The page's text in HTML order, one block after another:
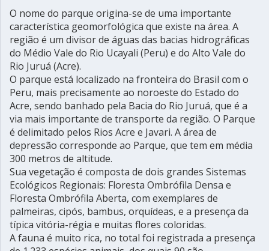
O nome do parque origina-se de uma importante
característica geomorfológica que existe na área. A
região é um divisor de águas das bacias hidrográficas
do Médio Vale do Rio Ucayali (Peru) e do Alto Vale do
Rio Juruá (Acre).
O parque está localizado na fronteira do Brasil com o
Peru, mais precisamente ao noroeste do Estado do
Acre, sendo banhado pela Bacia do Rio Juruá, que é a
via mais importante de transporte da região. O Parque
é delimitado pelos Rios Acre e Javari. A área de
depressão corresponde ao Parque, que tem em média
300 metros de altitude.
Sua vegetação é composta de dois grandes Sistemas
Ecológicos Regionais: Floresta Ombrófila Densa e
Floresta Ombrófila Aberta, com exemplares de
palmeiras, cipós, bambus, orquídeas, e a presença da
típica vitória-régia e muitas flores coloridas.
A fauna é muito rica, no total foi registrada a presença